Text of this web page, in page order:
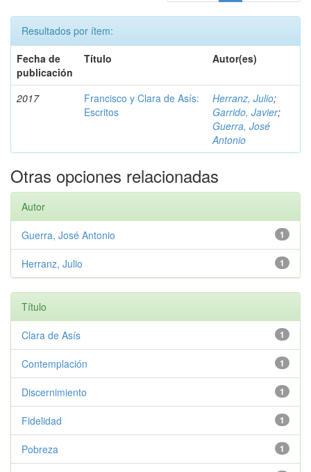
Resultados por ítem:
Fecha de
publicación
Título Autor(es)
2017
Francisco y Clara de Asís:
Escritos
Herranz, Julio;
Garrido, Javier;
Guerra, José
Antonio
Otras opciones relacionadas
Autor
1
Guerra, José Antonio
1
Herranz, Julio
Título
1
Clara de Asís
1
Contemplación
1
Discernimiento
1
Fidelidad
1
Pobreza